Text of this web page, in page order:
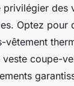
des
Optez pour
vêtement
veste coupe-